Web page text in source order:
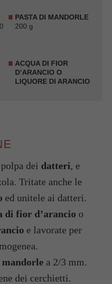
PASTA DI MANDORLE
200 g
ACQUA DI FIOR
D’ARANCIO O
LIQUORE DI ARANCIO
dei datteri, e
Tritate anche le
ed unitele ai datteri.
di fior d’arancio o
e lavorate per
a 2/3 mm.
dei cerchietti.